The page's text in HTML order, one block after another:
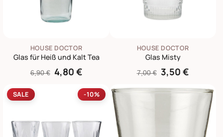
HOUSE DOCTOR
Glas für Heiß und Kalt Tea
6,90 € 4,80 €
HOUSE DOCTOR
Glas Misty
7,00 € 3,50 €
SALE -10%